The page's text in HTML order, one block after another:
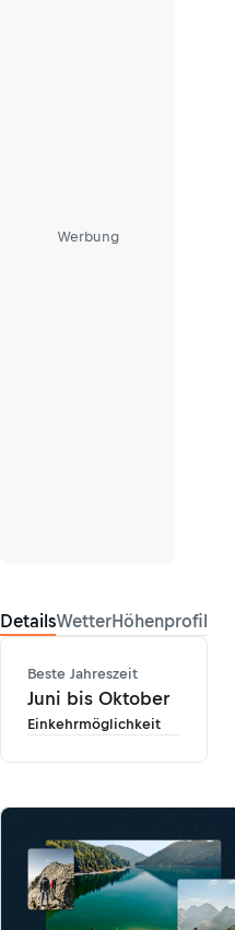
Werbung
DetailsWetterHöhenprofil
Beste Jahreszeit
Juni bis Oktober
Einkehrmöglichkeit